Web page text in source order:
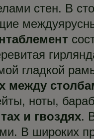
стен. В
гладкой
между
ноты,
и гвоздях.
В широких